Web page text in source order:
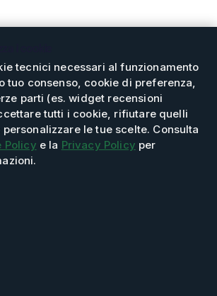
Prodotti
Magazzino
tecnici necessari al funzionamento
tuo consenso, cookie di preferenza,
parti (es. widget recensioni
tutti i cookie, rifiutare quelli
le tue scelte. Consulta
Policy e la Privacy Policy per